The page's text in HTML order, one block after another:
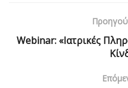
Webinar: «Ιατρικές